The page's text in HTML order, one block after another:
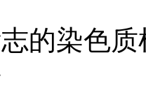
的染色质